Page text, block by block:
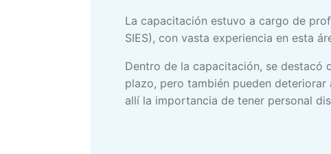
La capacitación estuvo a cargo de
SIES), con vasta experiencia en esta
Dentro de la capacitación, se destacó
plazo, pero también pueden
allí la importancia de tener personal